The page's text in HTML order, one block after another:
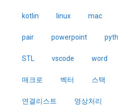
kotlin linux mac
pair powerpoint
STL vscode word
매크로 벡터 스택
연결리스트 영상처리